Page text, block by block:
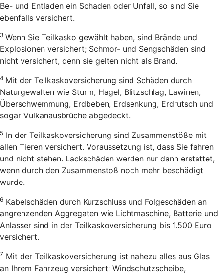
Be- und Entladen ein Schaden oder Unfall, so sind Sie
ebenfalls versichert.
3 Wenn Sie Teilkasko gewählt haben, sind Brände und
Explosionen versichert; Schmor- und Sengschäden sind
nicht versichert, denn sie gelten nicht als Brand.
4 Mit der Teilkaskoversicherung sind Schäden durch
Naturgewalten wie Sturm, Hagel, Blitzschlag, Lawinen,
Überschwemmung, Erdbeben, Erdsenkung, Erdrutsch und
sogar Vulkanausbrüche abgedeckt.
5 In der Teilkaskoversicherung sind Zusammenstöße mit
allen Tieren versichert. Voraussetzung ist, dass Sie fahren
und nicht stehen. Lackschäden werden nur dann erstattet,
wenn durch den Zusammenstoß noch mehr beschädigt
wurde.
6 Kabelschäden durch Kurzschluss und Folgeschäden an
angrenzenden Aggregaten wie Lichtmaschine, Batterie und
Anlasser sind in der Teilkaskoversicherung bis 1.500 Euro
versichert.
7 Mit der Teilkaskoversicherung ist nahezu alles aus Glas
an Ihrem Fahrzeug versichert: Windschutzscheibe,